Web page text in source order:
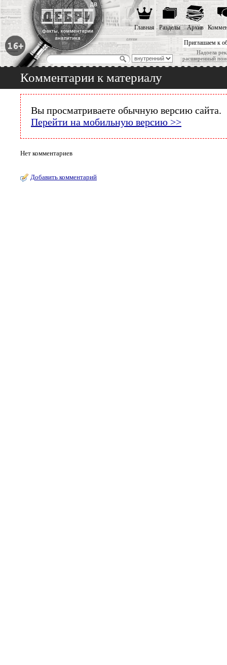
Приглашаем к
Надоела
расширенный
Главная Разделы Архив
Комментарии к материалу
Вы просматриваете обычную версию сайта.
Перейти на мобильную версию >>
Нет комментариев
Добавить комментарий